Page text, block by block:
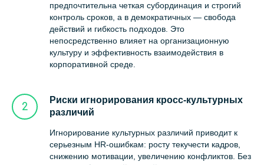
предпочтительна четкая субординация и строгий
контроль сроков, а в демократичных — свобода
действий и гибкость подходов. Это
непосредственно влияет на организационную
культуру и эффективность взаимодействия в
корпоративной среде.
Риски игнорирования кросс-культурных
различий
Игнорирование культурных различий приводит к
серьезным HR-ошибкам: росту текучести кадров,
снижению мотивации, увеличению конфликтов. Без